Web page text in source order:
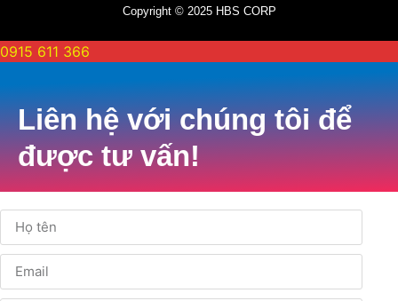
Copyright © 2025 HBS CORP
0915 611 366
Liên hệ với chúng tôi để
được tư vấn!